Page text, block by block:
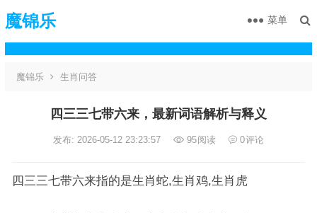
魔锦乐 菜单
魔锦乐 生肖问答
四三三七带六来，最新词语解析与释义
发布: 2026-05-12 23:23:57 95阅读 0评论
四三三七带六来指的是生肖蛇,生肖鸡,生肖虎